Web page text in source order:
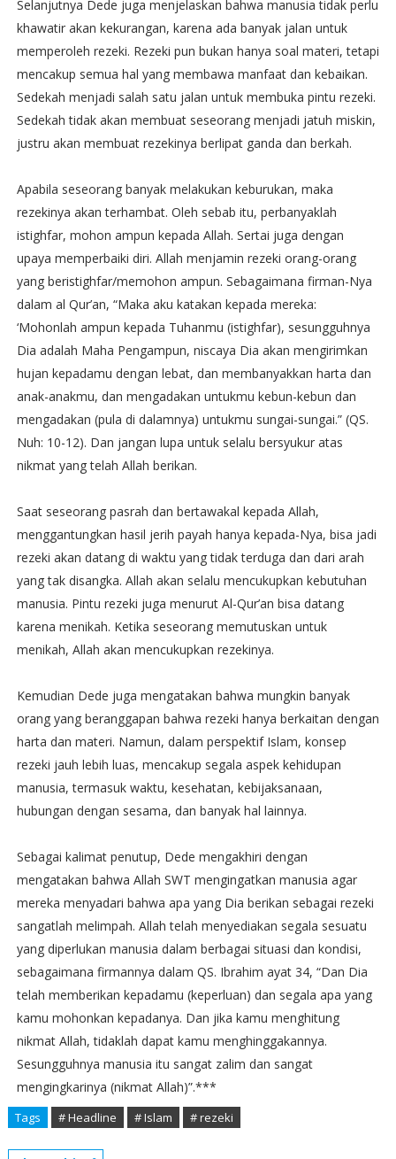
Selanjutnya Dede juga menjelaskan bahwa manusia tidak perlu
khawatir akan kekurangan, karena ada banyak jalan untuk
memperoleh rezeki. Rezeki pun bukan hanya soal materi, tetapi
mencakup semua hal yang membawa manfaat dan kebaikan.
Sedekah menjadi salah satu jalan untuk membuka pintu rezeki.
Sedekah tidak akan membuat seseorang menjadi jatuh miskin,
justru akan membuat rezekinya berlipat ganda dan berkah.
Apabila seseorang banyak melakukan keburukan, maka
rezekinya akan terhambat. Oleh sebab itu, perbanyaklah
istighfar, mohon ampun kepada Allah. Sertai juga dengan
upaya memperbaiki diri. Allah menjamin rezeki orang-orang
yang beristighfar/memohon ampun. Sebagaimana firman-Nya
dalam al Qur’an, “Maka aku katakan kepada mereka:
‘Mohonlah ampun kepada Tuhanmu (istighfar), sesungguhnya
Dia adalah Maha Pengampun, niscaya Dia akan mengirimkan
hujan kepadamu dengan lebat, dan membanyakkan harta dan
anak-anakmu, dan mengadakan untukmu kebun-kebun dan
mengadakan (pula di dalamnya) untukmu sungai-sungai.” (QS.
Nuh: 10-12). Dan jangan lupa untuk selalu bersyukur atas
nikmat yang telah Allah berikan.
Saat seseorang pasrah dan bertawakal kepada Allah,
menggantungkan hasil jerih payah hanya kepada-Nya, bisa jadi
rezeki akan datang di waktu yang tidak terduga dan dari arah
yang tak disangka. Allah akan selalu mencukupkan kebutuhan
manusia. Pintu rezeki juga menurut Al-Qur’an bisa datang
karena menikah. Ketika seseorang memutuskan untuk
menikah, Allah akan mencukupkan rezekinya.
Kemudian Dede juga mengatakan bahwa mungkin banyak
orang yang beranggapan bahwa rezeki hanya berkaitan dengan
harta dan materi. Namun, dalam perspektif Islam, konsep
rezeki jauh lebih luas, mencakup segala aspek kehidupan
manusia, termasuk waktu, kesehatan, kebijaksanaan,
hubungan dengan sesama, dan banyak hal lainnya.
Sebagai kalimat penutup, Dede mengakhiri dengan
mengatakan bahwa Allah SWT mengingatkan manusia agar
mereka menyadari bahwa apa yang Dia berikan sebagai rezeki
sangatlah melimpah. Allah telah menyediakan segala sesuatu
yang diperlukan manusia dalam berbagai situasi dan kondisi,
sebagaimana firmannya dalam QS. Ibrahim ayat 34, “Dan Dia
telah memberikan kepadamu (keperluan) dan segala apa yang
kamu mohonkan kepadanya. Dan jika kamu menghitung
nikmat Allah, tidaklah dapat kamu menghinggakannya.
Sesungguhnya manusia itu sangat zalim dan sangat
mengingkarinya (nikmat Allah)”.***
Tags # Headline # Islam # rezeki